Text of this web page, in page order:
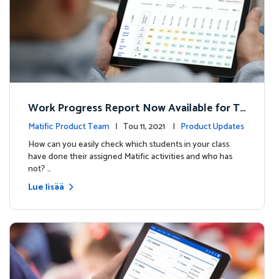
Work Progress Report Now Available for Te
achers
Matific Product Team | Tou 11, 2021 | Product Updates
How can you easily check which students in your class
have done their assigned Matific activities and who has
not? …
Lue lisää